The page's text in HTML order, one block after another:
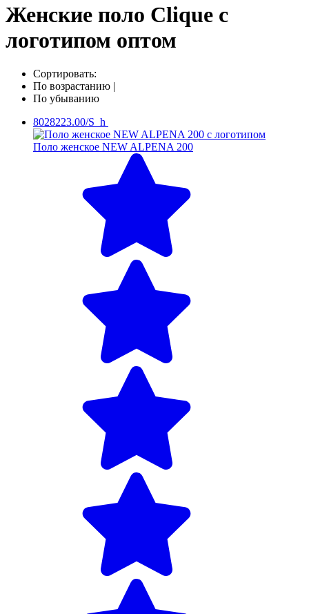
Женские поло Clique с
логотипом оптом
Сортировать:
По возрастанию
По убыванию
8028223.00/S_h
Поло женское NEW ALPENA 200